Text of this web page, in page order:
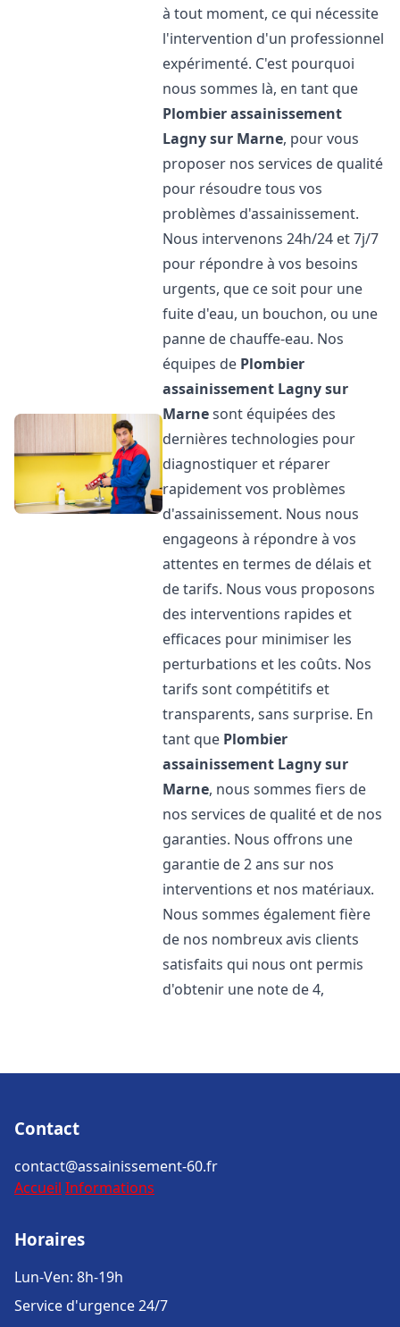
à tout moment, ce qui nécessite
l'intervention d'un professionnel
expérimenté. C'est pourquoi
nous sommes là, en tant que
Plombier assainissement
Lagny sur Marne, pour vous
proposer nos services de qualité
pour résoudre tous vos
problèmes d'assainissement.
Nous intervenons 24h/24 et 7j/7
pour répondre à vos besoins
urgents, que ce soit pour une
fuite d'eau, un bouchon, ou une
panne de chauffe-eau. Nos
équipes de Plombier
assainissement Lagny sur
Marnesont équipées des
dernières technologies pour
diagnostiquer et réparer
rapidement vos problèmes
d'assainissement. Nous nous
engageons à répondre à vos
attentes en termes de délais et
de tarifs. Nous vous proposons
des interventions rapides et
efficaces pour minimiser les
perturbations et les coûts. Nos
tarifs sont compétitifs et
transparents, sans surprise. En
tant que Plombier
assainissement Lagny sur
Marne, nous sommes fiers de
nos services de qualité et de nos
garanties. Nous offrons une
garantie de 2 ans sur nos
interventions et nos matériaux.
Nous sommes également fière
de nos nombreux avis clients
satisfaits qui nous ont permis
d'obtenir une note de 4,
Contact
contact@assainissement-60.fr
Accueil Informations
Horaires
Lun-Ven: 8h-19h
Service d'urgence 24/7